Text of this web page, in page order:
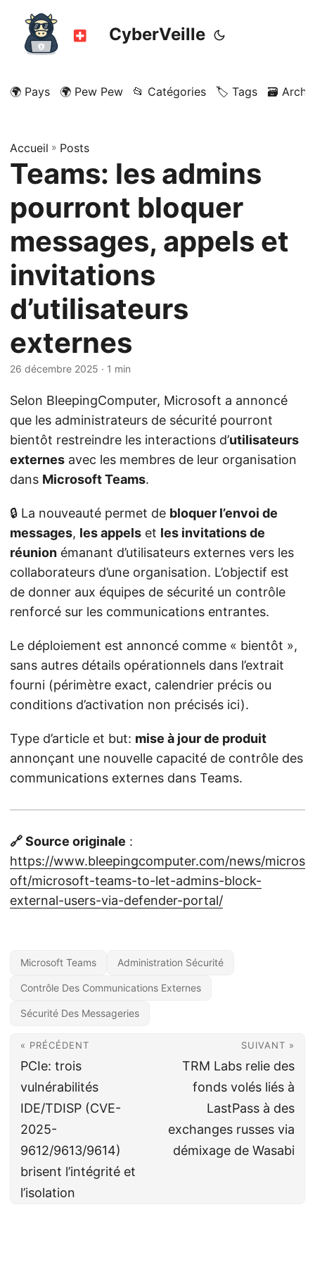
CyberVeille
🌍 Pays 🌍 Pew Pew 📂 Catégories 🏷️ Tags 🗃️
Accueil » Posts
Teams: les admins
pourront bloquer
messages, appels et
invitations
d’utilisateurs
externes
26 décembre 2025 · 1 min
Selon BleepingComputer, Microsoft a annoncé
que les administrateurs de sécurité pourront
bientôt restreindre les interactions d’utilisateurs
externes avec les membres de leur organisation
dans Microsoft Teams.
🔒 La nouveauté permet de bloquer l’envoi de
messages, les appels et les invitations de
réunion émanant d’utilisateurs externes vers les
collaborateurs d’une organisation. L’objectif est
de donner aux équipes de sécurité un contrôle
renforcé sur les communications entrantes.
Le déploiement est annoncé comme « bientôt »,
sans autres détails opérationnels dans l’extrait
fourni (périmètre exact, calendrier précis ou
conditions d’activation non précisés ici).
Type d’article et but: mise à jour de produit
annonçant une nouvelle capacité de contrôle des
communications externes dans Teams.
🔗 Source originale :
https://www.bleepingcomputer.com/news/micros
oft/microsoft-teams-to-let-admins-block-
external-users-via-defender-portal/
Microsoft Teams Administration Sécurité
Contrôle Des Communications Externes
Sécurité Des Messageries
« PRÉCÉDENT
PCIe: trois
vulnérabilités
IDE/TDISP (CVE-
2025-
9612/9613/9614)
brisent l’intégrité et
l’isolation
SUIVANT »
TRM Labs relie des
fonds volés liés à
LastPass à des
exchanges russes via
démixage de Wasabi